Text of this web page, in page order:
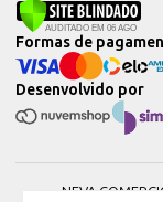
Desenvolvido por
Formas de
NEVA